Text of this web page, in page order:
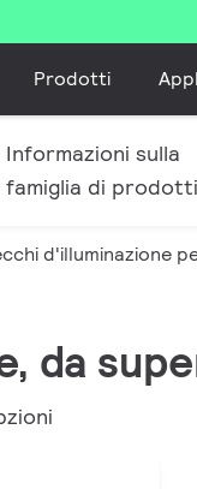
Prodotti
Informazioni sulla
famiglia di prodotti
d'illuminazione
da